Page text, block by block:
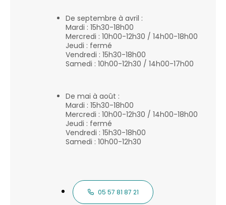
De septembre à avril :
Mardi : 15h30-18h00
Mercredi : 10h00-12h30 / 14h00-18h00
Jeudi : fermé
Vendredi : 15h30-18h00
Samedi : 10h00-12h30 / 14h00-17h00
De mai à août :
Mardi : 15h30-18h00
Mercredi : 10h00-12h30 / 14h00-18h00
Jeudi : fermé
Vendredi : 15h30-18h00
Samedi : 10h00-12h30
05 57 81 87 21